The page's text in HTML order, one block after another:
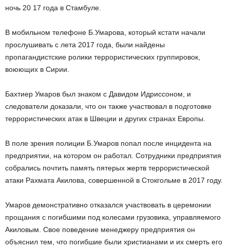
ночь 20 17 года в Стамбуле.
В мобильном телефоне Б.Умарова, который кстати начали
прослушивать с лета 2017 года, были найдены
пропагандистские ролики террористических группировок,
воюющих в Сирии.
Бахтиер Умаров был знаком с Давидом Идриссоном, и
следователи доказали, что он также участвовал в подготовке
террористических атак в Швеции и других странах Европы.
В поле зрения полиции Б.Умаров попал после инцидента на
предприятии, на котором он работал. Сотрудники предприятия
собрались почтить память пятерых жертв террористической
атаки Рахмата Акилова, совершенной в Стокгольме в 2017 году.
Умаров демонстративно отказался участвовать в церемонии
прощания с погибшими под колесами грузовика, управляемого
Акиловым. Свое поведение менеджеру предприятия он
объяснил тем, что погибшие были христианами и их смерть его